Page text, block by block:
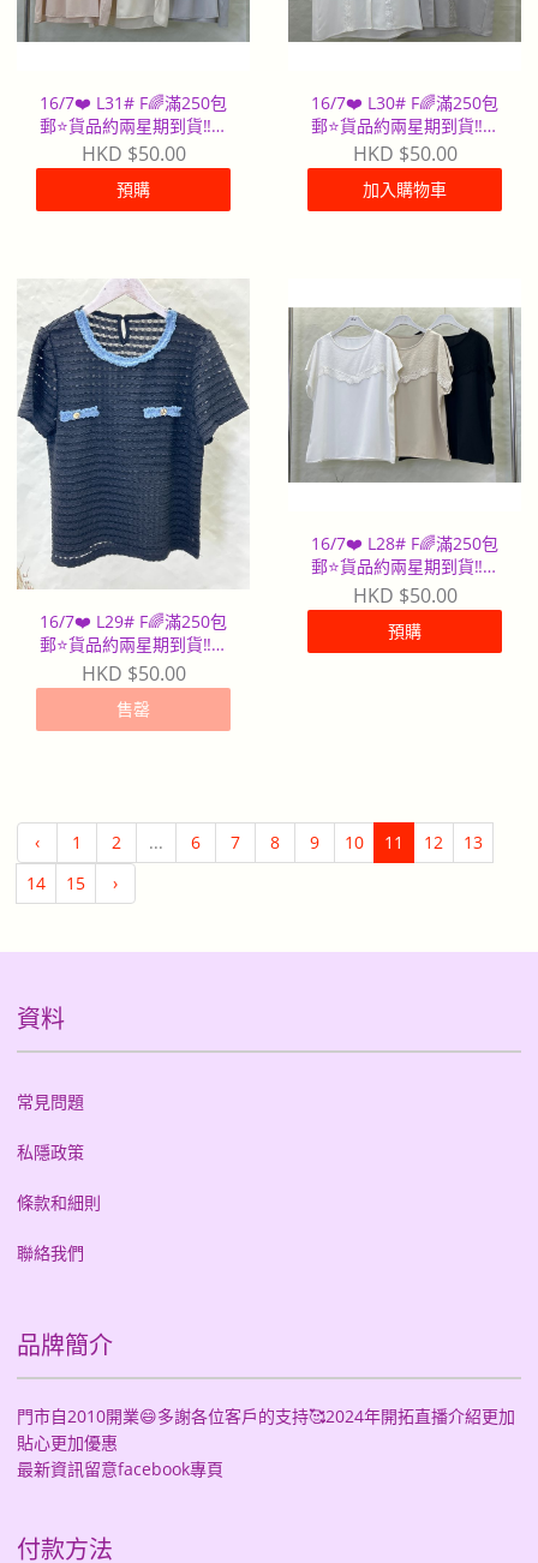
16/7❤️ L31# F🌈滿250包
郵⭐️貨品約兩星期到貨‼️早
到早派
HKD $50.00
預購
16/7❤️ L30# F🌈滿250包
郵⭐️貨品約兩星期到貨‼️早
到早派
HKD $50.00
加入購物車
16/7❤️ L29# F🌈滿250包
郵⭐️貨品約兩星期到貨‼️早
到早派
HKD $50.00
售罄
16/7❤️ L28# F🌈滿250包
郵⭐️貨品約兩星期到貨‼️早
到早派
HKD $50.00
預購
‹ 1 2 ... 6 7 8 9 10 11 12
13
14
15 ›
資料
常見問題
私隱政策
條款和細則
聯絡我們
品牌簡介
門市自2010開業😄多謝各位客戶的支持🥰2024年開拓直播介紹更加
貼心更加優惠
最新資訊留意facebook專頁
付款方法